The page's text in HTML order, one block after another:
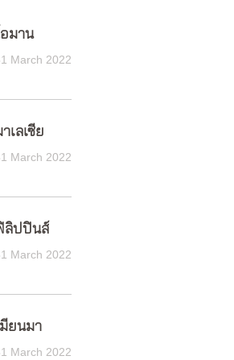
อมาน
March 2022
เลเซีย
March 2022
ลิปปินส์
March 2022
มียนมา
March 2022